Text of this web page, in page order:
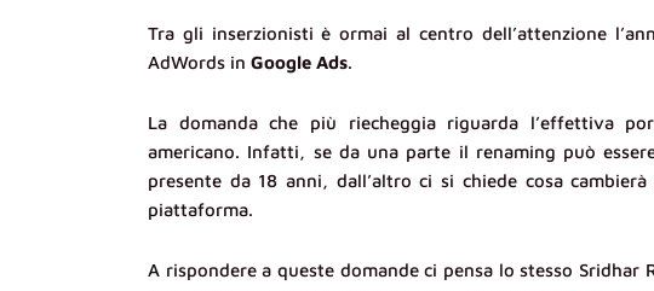
Tra gli inserzionisti è ormai al centro dell’attenzione
AdWords in Google Ads.
La domanda che più riecheggia riguarda l’effettiva
americano. Infatti, se da una parte il renaming può
presente da 18 anni, dall’altro ci si chiede cosa
piattaforma.
A rispondere a queste domande ci pensa lo stesso Sridhar